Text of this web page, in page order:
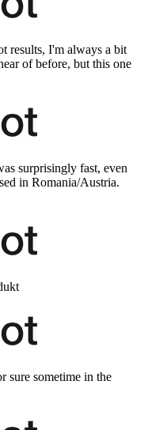
results, I'm always a bit
of before, but this one
surprisingly fast, even
in Romania/Austria.
sure sometime in the